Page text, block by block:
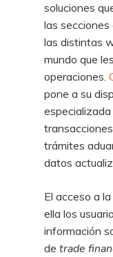
soluciones
las
las distintas
mundo que
operaciones.
pone a su
trámites
datos
El acceso a
ella los
información
de trade